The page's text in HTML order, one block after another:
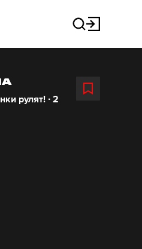
рулят! ∙ 2